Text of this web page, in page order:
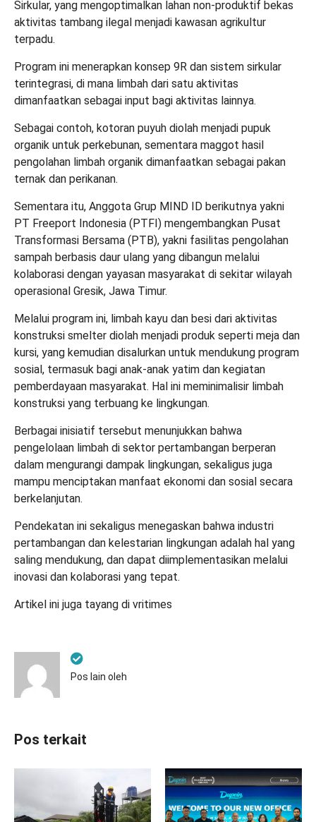
Sirkular, yang mengoptimalkan lahan non-produktif bekas
aktivitas tambang ilegal menjadi kawasan agrikultur
terpadu.
Program ini menerapkan konsep 9R dan sistem sirkular
terintegrasi, di mana limbah dari satu aktivitas
dimanfaatkan sebagai input bagi aktivitas lainnya.
Sebagai contoh, kotoran puyuh diolah menjadi pupuk
organik untuk perkebunan, sementara maggot hasil
pengolahan limbah organik dimanfaatkan sebagai pakan
ternak dan perikanan.
Sementara itu, Anggota Grup MIND ID berikutnya yakni
PT Freeport Indonesia (PTFI) mengembangkan Pusat
Transformasi Bersama (PTB), yakni fasilitas pengolahan
sampah berbasis daur ulang yang dibangun melalui
kolaborasi dengan yayasan masyarakat di sekitar wilayah
operasional Gresik, Jawa Timur.
Melalui program ini, limbah kayu dan besi dari aktivitas
konstruksi smelter diolah menjadi produk seperti meja dan
kursi, yang kemudian disalurkan untuk mendukung program
sosial, termasuk bagi anak-anak yatim dan kegiatan
pemberdayaan masyarakat. Hal ini meminimalisir limbah
konstruksi yang terbuang ke lingkungan.
Berbagai inisiatif tersebut menunjukkan bahwa
pengelolaan limbah di sektor pertambangan berperan
dalam mengurangi dampak lingkungan, sekaligus juga
mampu menciptakan manfaat ekonomi dan sosial secara
berkelanjutan.
Pendekatan ini sekaligus menegaskan bahwa industri
pertambangan dan kelestarian lingkungan adalah hal yang
saling mendukung, dan dapat diimplementasikan melalui
inovasi dan kolaborasi yang tepat.
Artikel ini juga tayang di vritimes
Pos lain oleh
Pos terkait